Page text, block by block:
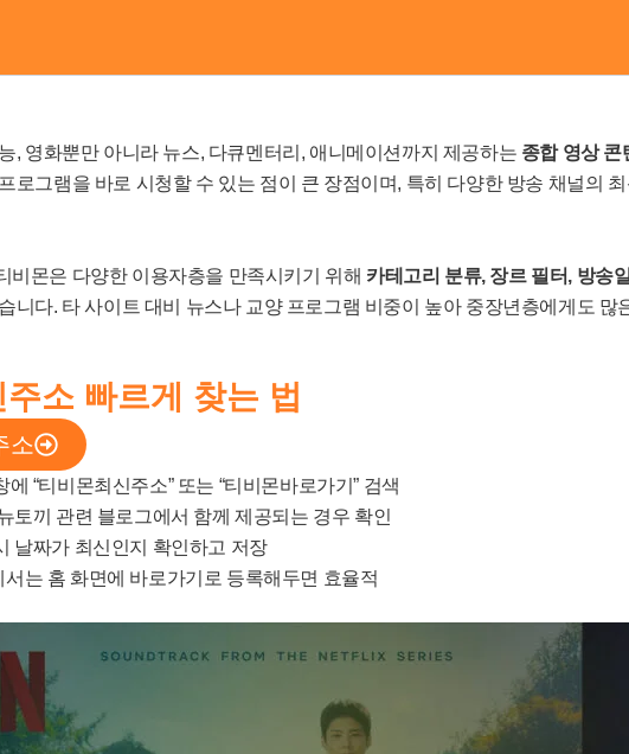
, 영화뿐만 아니라 뉴스, 다큐멘터리, 애니메이션까지 제공하는 종합 영상 콘
로그램을 바로 시청할 수 있는 점이 큰 장점이며, 특히 다양한 방송 채널의
비몬은 다양한 이용자층을 만족시키기 위해 카테고리 분류, 장르 필터, 방송
니다. 타 사이트 대비 뉴스나 교양 프로그램 비중이 높아 중장년층에게도 많
소 빠르게 찾는 법
소
에 “티비몬최신주소” 또는 “티비몬바로가기” 검색
토끼 관련 블로그에서 함께 제공되는 경우 확인
날짜가 최신인지 확인하고 저장
서는 홈 화면에 바로가기로 등록해두면 효율적